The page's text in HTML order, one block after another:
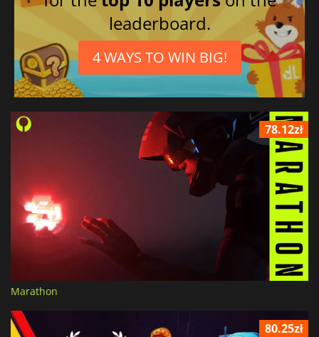
leaderboard.
4 WAYS TO WIN BIG!
78.12zł
Marathon
80.25zł